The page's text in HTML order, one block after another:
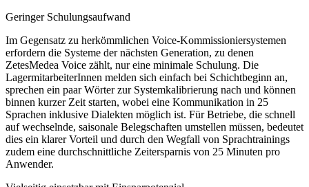
Geringer Schulungsaufwand
Im Gegensatz zu herkömmlichen Voice-Kommissioniersystemen
erfordern die Systeme der nächsten Generation, zu denen
ZetesMedea Voice zählt, nur eine minimale Schulung. Die
LagermitarbeiterInnen melden sich einfach bei Schichtbeginn an,
sprechen ein paar Wörter zur Systemkalibrierung nach und können
binnen kurzer Zeit starten, wobei eine Kommunikation in 25
Sprachen inklusive Dialekten möglich ist. Für Betriebe, die schnell
auf wechselnde, saisonale Belegschaften umstellen müssen, bedeutet
dies ein klarer Vorteil und durch den Wegfall von Sprachtrainings
zudem eine durchschnittliche Zeitersparnis von 25 Minuten pro
Anwender.